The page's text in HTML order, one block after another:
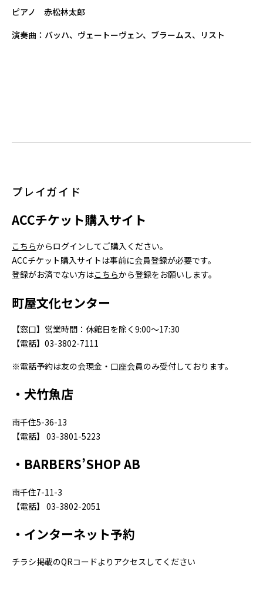
ピアノ 赤松林太郎
演奏曲：バッハ、ヴェートーヴェン、ブラームス、リスト
プレイガイド
ACCチケット購入サイト
こちらからログインしてご購入ください。
ACCチケット購入サイトは事前に会員登録が必要です。
登録がお済でない方はこちらから登録をお願いします。
町屋文化センター
【窓口】営業時間：休館日を除く9:00～17:30
【電話】03-3802-7111
※電話予約は友の会現金・口座会員のみ受付しております。
・犬竹魚店
南千住5-36-13
【電話】 03-3801-5223
・BARBERS’SHOP AB
南千住7-11-3
【電話】 03-3802-2051
・インターネット予約
チラシ掲載のQRコードよりアクセスしてください